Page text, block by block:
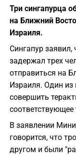
Три сингапурца
на Ближний
Израиля.
Сингапур заявил,
задержал трех
отправиться на
Израиля. Один из
совершить
соответствующее
В заявлении
говорится, что
другом и были